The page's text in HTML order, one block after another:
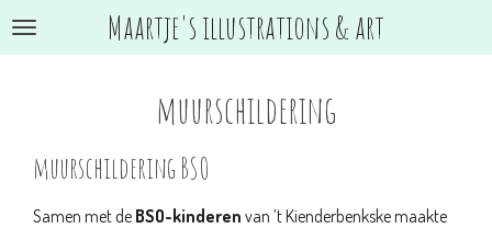
Ga
Maartje's illustrations & art
muurschildering
muurschildering BSO
Samen met de BSO-kinderen van ’t Kienderbenkske maakte